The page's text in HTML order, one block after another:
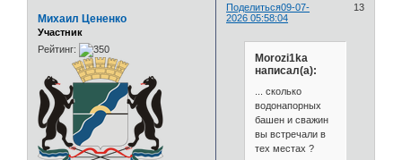
Поделиться 13
09-07-
2026 05:58:04
Михаил Цененко
Участник
Рейтинг:
Morozi1ka
написал(а):
... сколько
водонапорных
башен и сважин
вы встречали в
тех местах ?